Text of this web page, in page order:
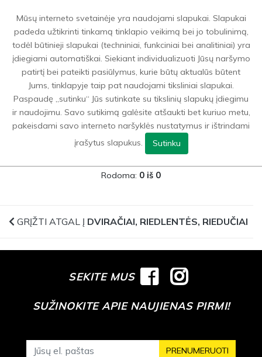
Dviračiai, riedlentės, riedučiai
GRĮŽTI ATGAL ĮDVIRAČIAI, RIEDLENTĖS, RIEDUČIAI
FILTRAI
Rodoma: 0 iš 0
GRĮŽTI ATGAL Į DVIRAČIAI, RIEDLENTĖS, RIEDUČIAI
SEKITE MUS
SUŽINOKITE APIE NAUJIENAS PIRMI!
PRENUMERUOTI
Mūsų interneto svetainėje yra naudojami slapukai. Slapukai
padeda užtikrinti tinkamą tinklapio veikimą bei jo tobulinimą,
todėl būtinieji slapukai (techniniai, funkciniai bei analitiniai) yra
įdiegiami automatiškai. Siekiant individualizuoti Jūsų naršymo
patirtį bei pateikti pasiūlymus, kurie būtų aktualūs būtent
Jums, tinklapyje taip pat naudojami tiksliniai slapukai.
Paspaudę „sutinku“ Jūs sutinkate su tikslinių slapukų įdiegimu
ir naudojimu. Savo sutikimą galėsite atšaukti bet kuriuo metu,
pakeisdami savo interneto naršyklės nustatymus ir ištrindami
įrašytus slapukus.
Sutinku